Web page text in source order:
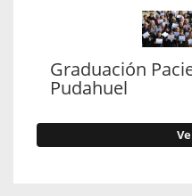
Graduación
Pudahuel